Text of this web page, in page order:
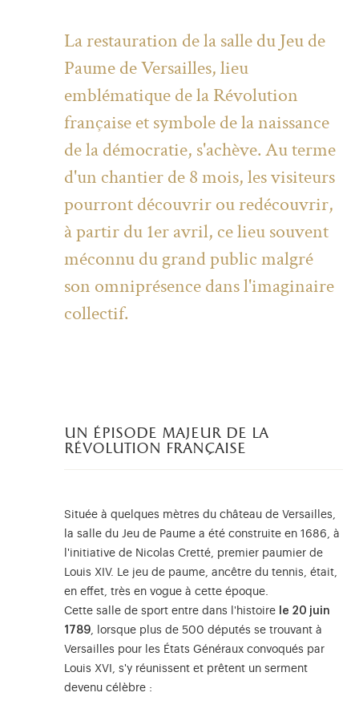
La restauration de la salle du Jeu de
Paume de Versailles, lieu
emblématique de la Révolution
française et symbole de la naissance
de la démocratie, s'achève. Au terme
d'un chantier de 8 mois, les visiteurs
pourront découvrir ou redécouvrir,
à partir du 1er avril, ce lieu souvent
méconnu du grand public malgré
son omniprésence dans l'imaginaire
collectif.
un épisode majeur de la
révolution française
Située à quelques mètres du château de Versailles,
la salle du Jeu de Paume a été construite en 1686, à
l'initiative de Nicolas Cretté, premier paumier de
Louis XIV. Le jeu de paume, ancêtre du tennis, était,
en effet, très en vogue à cette époque.
Cette salle de sport entre dans l'histoire
le 20 juin
1789, lorsque plus de 500 députés se trouvant à
Versailles pour les États Généraux convoqués par
Louis XVI, s'y réunissent et prêtent un serment
devenu célèbre :